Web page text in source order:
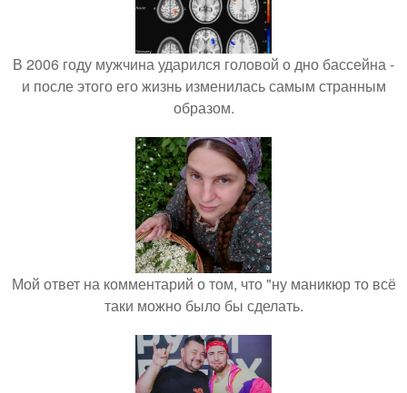
В 2006 году мужчина ударился головой о дно бассейна -
и после этого его жизнь изменилась самым странным
образом.
Мой ответ на комментарий о том, что "ну маникюр то всё
таки можно было бы сделать.